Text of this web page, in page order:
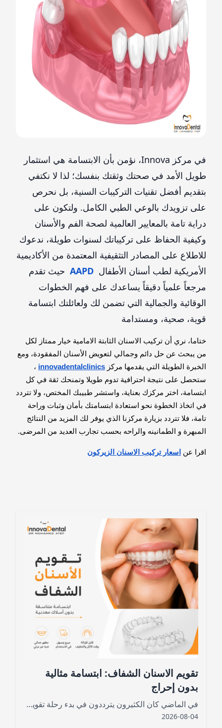
في مركز Innova، نؤمن بأن الابتسامة هي استثمار
طويل الأمد في صحتك وثقتك بنفسك؛ لذا لا نكتفي
بتقديم أفضل تقنيات التركيبات السنية، بل نحرص
على تزويدك بالوعي الطبي الكامل. ولتكون على
دراية تامة بالمعايير العالمية لصحة الفم والأسنان
وكيفية الحفاظ على تركيباتك لسنوات طويلة، ندعوك
للاطلاع على المصادر التثقيفية المعتمدة من الأكاديمية
الأمريكية لطب أسنان الأطفال AAPD حيث تقدم
مرجعاً علمياً دقيقاً يساعدك على فهم الخطوات
الوقائية والجمالية التي تضمن لك ولعائلتك ابتسامة
قوية، صحية، ومستدامة
ختاما، نري أن تركيب الاسنان الثابتة الامامية خيار ممتاز لكل
من يبحث عن حل دائم وجمالي لتعويض الأسنان المفقودة، ومع
الخبرة الطويلة التي يقدمها مركز innovadentalclinics ،
ستحصل على نتيجة احترافية تدوم طويلا وتمنحك ثقة في كل
ابتسامة، اختر مركزك بعناية، واستشر طبيبك المختص، ولا تتردد
في اتخاذ الخطوة نحو استعادة ابتسامتك بأمان وثبات وراحة
تامة، فلا تتردد بزيارة مركزنا الذي يوفر لك المزيد من النتائج
المبهرة و الطمانينه والراحه بحسب تجارب العديد من المرضى.
اقرا عن اسعار تركيب الاسنان الزيركون
تقويم الاسنان الشفاف: ابتسامة مثالية
بدون إحراج
في الماضي كان الكثيرون يترددون في بدء رحلة تقويم الأسنان خوفًا من المظهر اللافت للأسلاك المعدنية
2026-08-04